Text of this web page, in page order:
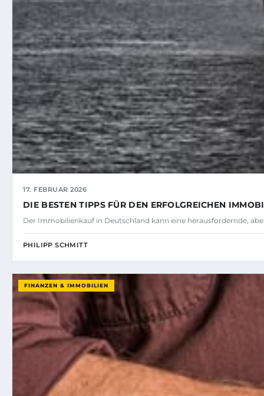
17. FEBRUAR 2026
DIE BESTEN TIPPS FÜR DEN ERFOLGREICHEN
Der Immobilienkauf in Deutschland kann eine herausfordernde,
PHILIPP SCHMITT
FINANZEN & IMMOBILIEN